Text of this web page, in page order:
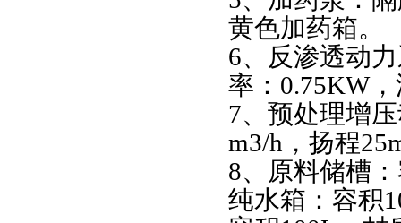
黄色加药箱。
6、反渗透动
率：0.75KW
7、预处理增
m3/h，扬程
8、原料储槽
纯水箱：容积